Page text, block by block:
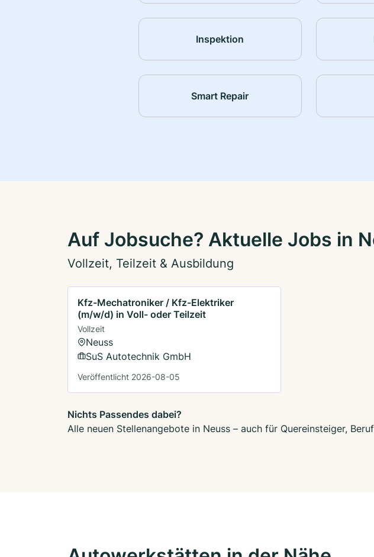
Inspektion
Smart Repair
Auf Jobsuche? Aktuelle Jobs in
Vollzeit, Teilzeit & Ausbildung
Kfz-Mechatroniker / Kfz-Elektriker
(m/w/d) in Voll- oder Teilzeit
Vollzeit
Neuss
SuS Autotechnik GmbH
Veröffentlicht 2026-08-05
Nichts Passendes dabei?
Alle neuen Stellenangebote in Neuss – auch für Quereinsteiger,